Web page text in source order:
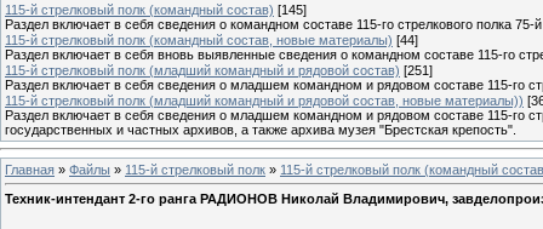
115-й стрелковый полк (командный состав) [145]
Раздел включает в себя сведения о командном составе 115-го стрелкового полка 75-
115-й стрелковый полк (командный состав, новые материалы) [44]
Раздел включает в себя вновь выявленные сведения о командном составе 115-го
115-й стрелковый полк (младший командный и рядовой состав) [251]
Раздел включает в себя сведения о младшем командном и рядовом составе 115-го
115-й стрелковый полк (младший командный и рядовой состав, новые материалы))
Раздел включает в себя сведения о младшем командном и рядовом составе 115-го
государственных и частных архивов, а также архива музея "Брестская крепость".
Главная » Файлы » 115-й стрелковый полк » 115-й стрелковый полк (командный
Техник-интендант 2-го ранга РАДИОНОВ Николай Владимирович,